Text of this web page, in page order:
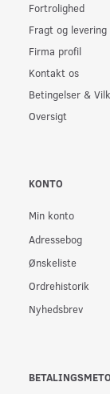
Fortrolighed
Fragt og levering
Firma profil
Kontakt os
Betingelser &
Oversigt
KONTO
Min konto
Adressebog
Ønskeliste
Ordrehistorik
Nyhedsbrev